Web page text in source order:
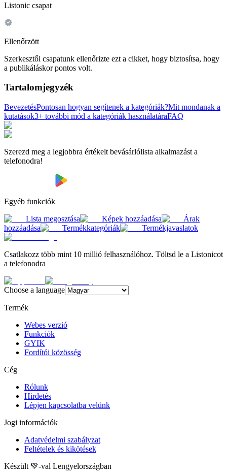
Listonic csapat
Ellenőrzött
Szerkesztői csapatunk ellenőrizte ezt a cikket, hogy biztosítsa, hogy
a publikáláskor pontos volt.
Tartalomjegyzék
BevezetésPontosan hogyan segítenek a kategóriák?Mit mondanak a
kutatások3+ további mód a kategóriák használatáraFAQ
Szerezd meg a legjobbra értékelt bevásárlólista alkalmazást a
telefonodra!
Egyéb funkciók
Lista megosztása
Képek hozzáadása
Árak
hozzáadása
Termékkategóriák Termékjavaslatok
Csatlakozz több mint 10 millió felhasználóhoz. Töltsd le a Listonicot
a telefonodra
Choose a language
Termék
Webes verzió
Funkciók
GYIK
Fordítói közösség
Cég
Rólunk
Hirdetés
Lépjen kapcsolatba velünk
Jogi információk
Adatvédelmi szabályzat
Feltételek és kikötések
Készült 💚-val Lengyelországban